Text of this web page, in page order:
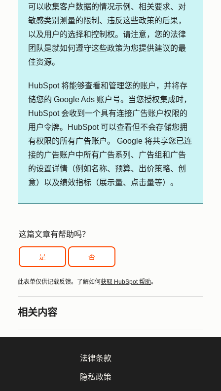
可以收集客户数据的情况示例、相关要求、对
敏感类别测量的限制、违反这些政策的后果，
以及用户的选择和控制权。请注意，您的法律
团队是就如何遵守这些政策为您提供建议的最
佳资源。
HubSpot 将能够查看和管理您的账户，并将存
储您的 Google Ads 账户号。当您授权集成时，
HubSpot 会收到一个具有连接广告账户权限的
用户令牌。HubSpot 可以查看但不会存储您拥
有权限的所有广告账户。 Google 将共享您已连
接的广告账户中所有广告系列、广告组和广告
的设置详情（例如名称、预算、出价策略、创
意）以及绩效指标（展示量、点击量等）。
这篇文章有帮助吗？
是 否
此表单仅供记载反馈。了解如何 获取 HubSpot 帮助。
相关内容
法律条款
隐私政策